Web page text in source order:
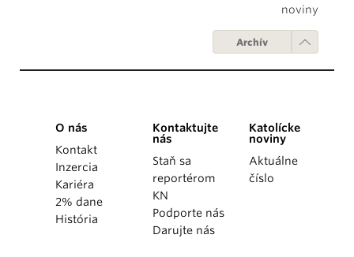
noviny
Archív
O nás
Kontakt
Inzercia
Kariéra
2% dane
História
Kontaktujte
nás
Staň sa
reportérom
KN
Podporte nás
Darujte nás
Katolícke
noviny
Aktuálne
číslo